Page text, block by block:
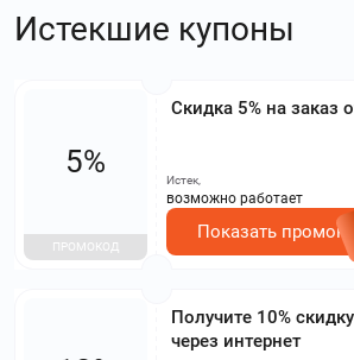
Истекшие купоны
Скидка 5% на заказ
5%
ПРОМОКОД
Истек,
возможно работает
Показать промокод
Получите 10%
через интернет